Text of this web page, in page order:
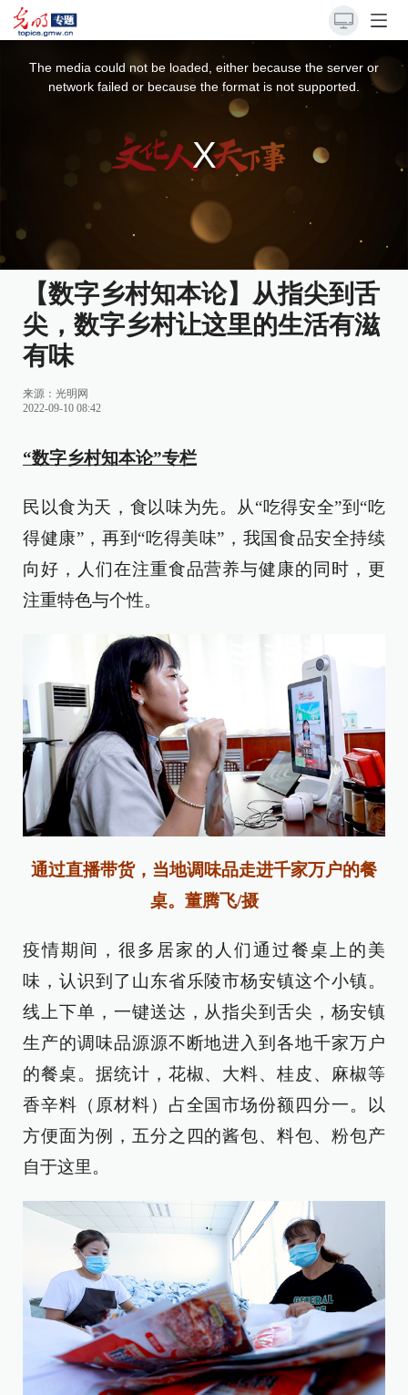
The media could not be loaded, either because the server or
network failed or because the format is not supported.
【数字乡村知本论】从指尖到舌
尖，数字乡村让这里的生活有滋
有味
来源： 光明网
2022-09-10 08:42
“数字乡村知本论”专栏
民以食为天，食以味为先。从“吃得安全”到“吃
得健康”，再到“吃得美味”，我国食品安全持续
向好，人们在注重食品营养与健康的同时，更
注重特色与个性。
通过直播带货， 当地调味品走进千家万户的餐
桌。董腾飞/摄
疫情期间，很多居家的人们通过餐桌上的美
味，认识到了山东省乐陵市杨安镇这个小镇。
线上下单，一键送达，从指尖到舌尖，杨安镇
生产的调味品源源不断地进入到各地千家万户
的餐桌。据统计，花椒、大料、桂皮、麻椒等
香辛料（原材料）占全国市场份额四分一。以
方便面为例，五分之四的酱包、料包、粉包产
自于这里。